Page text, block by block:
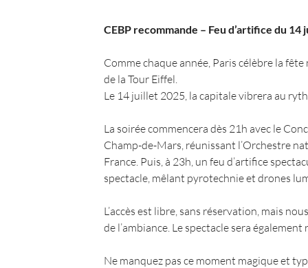
CEBP recommande – Feu d’artifice du 14
Comme chaque année, Paris célèbre la
de la Tour Eiffel.
Le 14 juillet 2025, la capitale vibrera au
La soirée commencera dès 21h avec le
Champ-de-Mars, réunissant l’Orchestre
France. Puis, à 23h, un feu d’artifice
spectacle, mêlant pyrotechnie et drones
L’accès est libre, sans réservation, mais
de l’ambiance. Le spectacle sera
Ne manquez pas ce moment magique et